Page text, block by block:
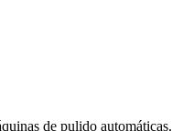
de pulido automáticas.